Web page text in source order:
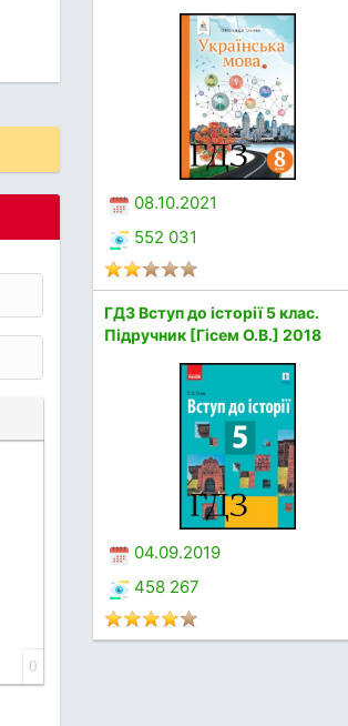
0
08.10.2021
552 031
ГДЗ Вступ до історії 5 клас.
Підручник [Гісем О.В.] 2018
04.09.2019
458 267